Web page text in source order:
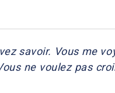
savoir. Vous me
ne voulez pas